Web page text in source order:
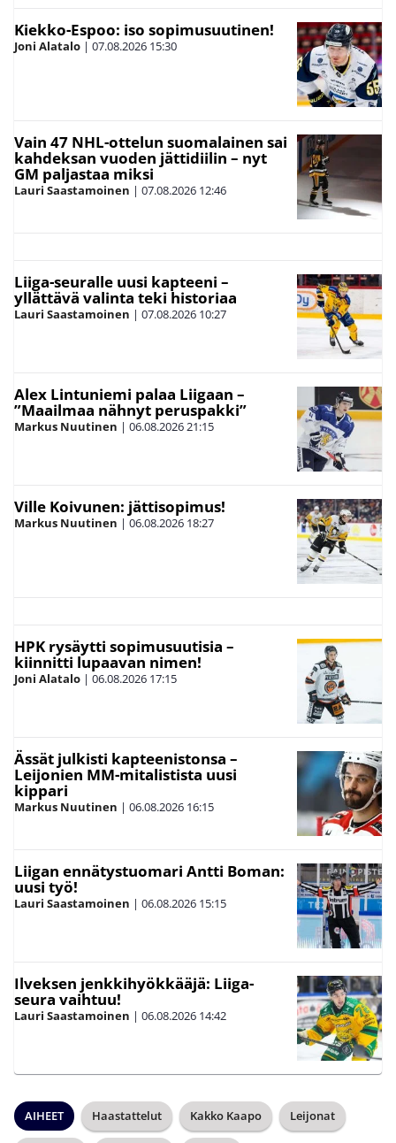
Kiekko-Espoo: iso sopimusuutinen!
Joni Alatalo | 07.08.2026 15:30
Vain 47 NHL-ottelun suomalainen sai
kahdeksan vuoden jättidiilin – nyt
GM paljastaa miksi
Lauri Saastamoinen | 07.08.2026 12:46
Liiga-seuralle uusi kapteeni –
yllättävä valinta teki historiaa
Lauri Saastamoinen | 07.08.2026 10:27
Alex Lintuniemi palaa Liigaan –
”Maailmaa nähnyt peruspakki”
Markus Nuutinen | 06.08.202621:15
Ville Koivunen: jättisopimus!
Markus Nuutinen | 06.08.2026 18:27
HPK rysäytti sopimusuutisia –
kiinnitti lupaavan nimen!
Joni Alatalo | 06.08.2026 17:15
Ässät julkisti kapteenistonsa –
Leijonien MM-mitalistista uusi
kippari
Markus Nuutinen | 06.08.2026 16:15
Liigan ennätystuomari Antti Boman:
uusi työ!
Lauri Saastamoinen | 06.08.2026 15:15
Ilveksen jenkkihyökkääjä: Liiga-
seura vaihtuu!
Lauri Saastamoinen | 06.08.2026 14:42
AIHEET Haastattelut Kakko Kaapo Leijonat